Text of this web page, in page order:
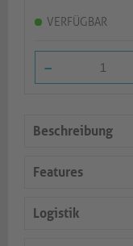
VERFÜGBAR
-
Beschreibung
Features
Logistik